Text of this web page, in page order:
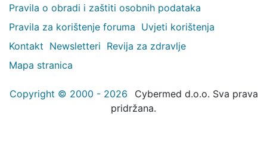
Pravila o obradi i zaštiti osobnih podataka
Pravila za korištenje foruma Uvjeti korištenja
Kontakt Newsletteri Revija za zdravlje
Mapa stranica
Copyright © 2000 - 2026
Cybermed d.o.o. Sva prava
pridržana.